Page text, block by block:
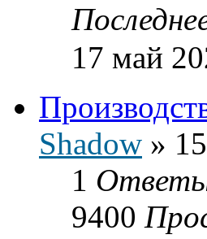
17 май
Shadow »
1
9400